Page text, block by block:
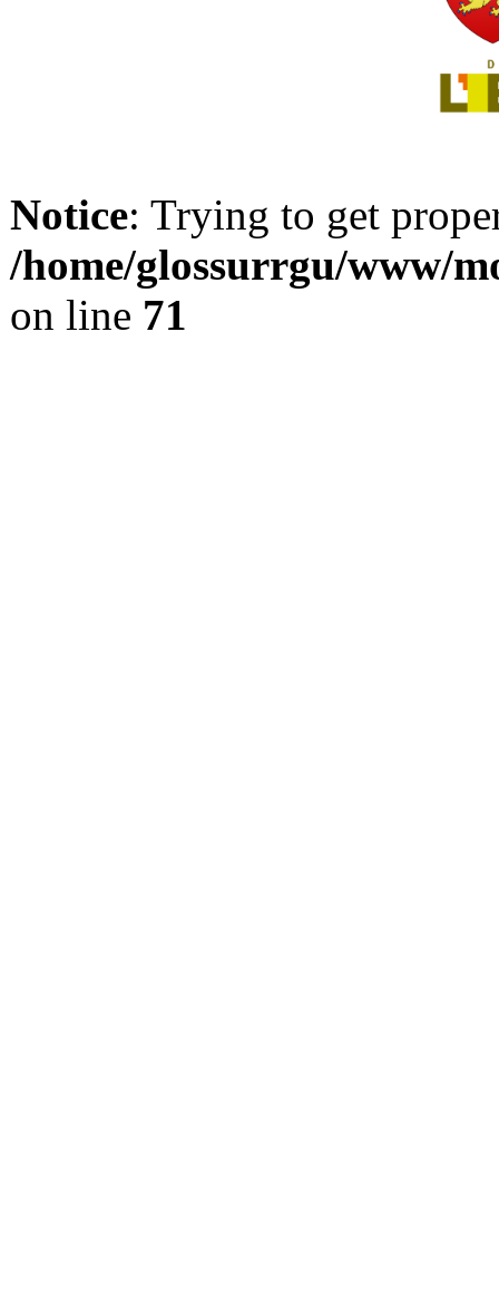
Notice: Trying to get
/home/glossurrgu/www/
on line 71